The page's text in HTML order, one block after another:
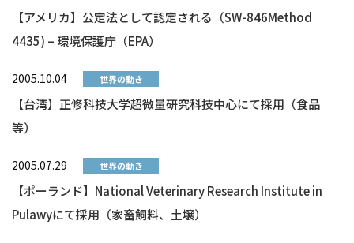
【アメリカ】公定法として認定される（SW-846Method
4435) – 環境保護庁（EPA）
2005.10.04 世界の動き
【台湾】正修科技大学超微量研究科技中心にて採用（食品
等）
2005.07.29 世界の動き
【ポーランド】National Veterinary Research Institute in
Pulawyにて採用（家畜飼料、土壌）